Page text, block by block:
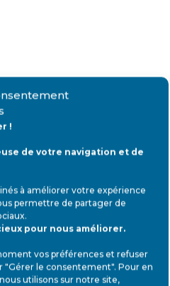
!
de votre navigation et de
à améliorer votre expérience
permettre de partager de
.
pour nous améliorer.
vos préférences et refuser
"Gérer le consentement". Pour en
utilisons sur notre site,
et scientifique >